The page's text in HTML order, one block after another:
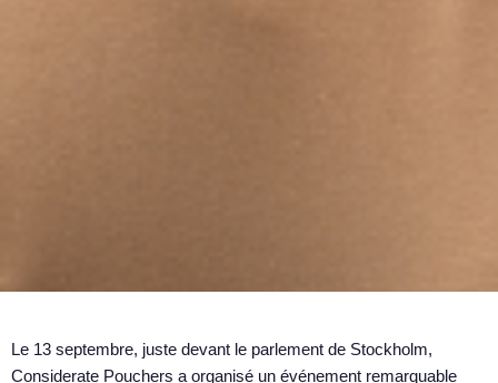
Le 13 septembre, juste devant le parlement de Stockholm,
Considerate Pouchers a organisé un événement remarquable